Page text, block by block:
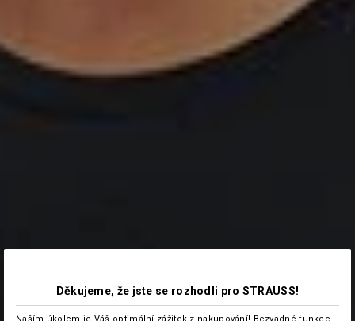
Děkujeme, že jste se rozhodli pro STRAUSS!
Naším úkolem je Váš optimální zážitek z nakupování! Bezvadné funkce,